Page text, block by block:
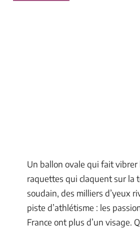
Un ballon ovale qui fait vibrer
raquettes qui claquent sur la
soudain, des milliers d’yeux
piste d’athlétisme : les
France ont plus d’un visage.